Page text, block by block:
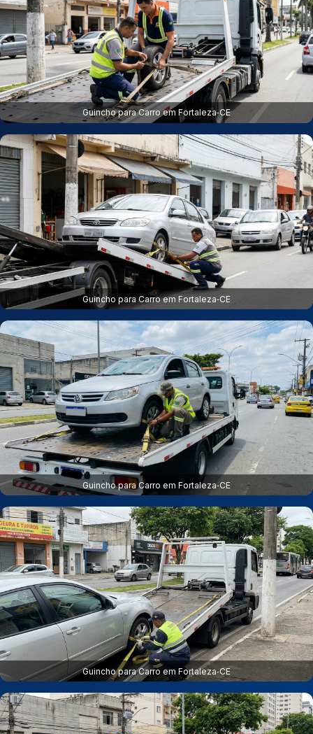
Guincho para Carro em Fortaleza‑CE
Guincho para Carro em Fortaleza‑CE
Guincho para Carro em Fortaleza‑CE
Guincho para Carro em Fortaleza‑CE